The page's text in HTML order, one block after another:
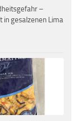
–
in gesalzenen Lima